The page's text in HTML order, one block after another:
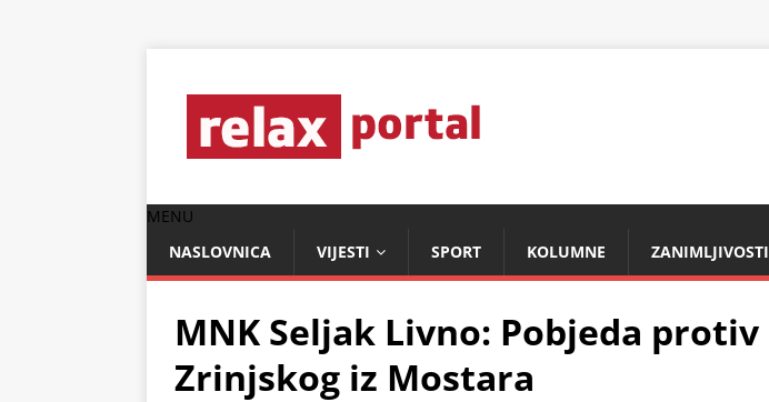
MENU
NASLOVNICA
VIJESTI SPORT KOLUMNE ZANIMLJIVOSTI
MNK Seljak Livno: Pobjeda protiv
Zrinjskog iz Mostara